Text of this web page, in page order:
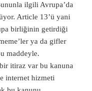
ilgili Avrupa’da
Article 13’ü yani
birliğinin getirdiği
ya da gifler
maddeyle.
itiraz var bu kanuna
internet hizmeti